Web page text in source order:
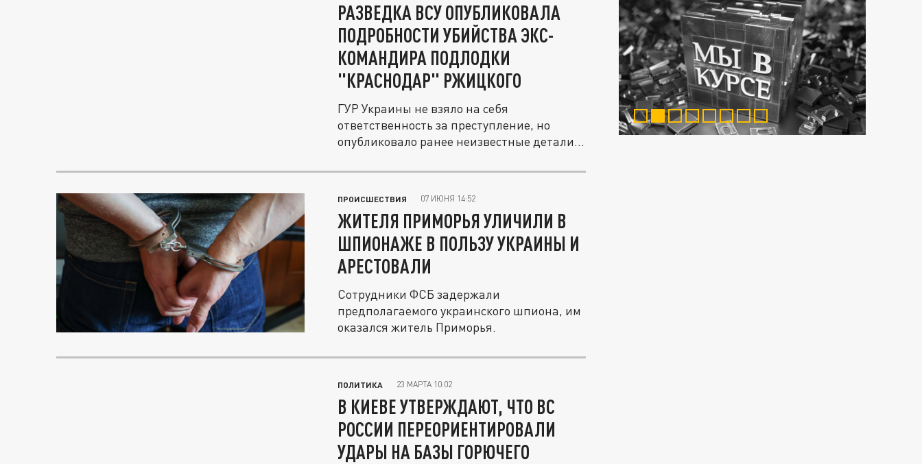
РАЗВЕДКА ВСУ ОПУБЛИКОВАЛА
ПОДРОБНОСТИ УБИЙСТВА ЭКС-
КОМАНДИРА ПОДЛОДКИ
"КРАСНОДАР" РЖИЦКОГО
ГУР Украины не взяло на себя
ответственность за преступление, но
опубликовало ранее неизвестные детали...
ПРОИСШЕСТВИЯ 07 ИЮНЯ 14:52
ЖИТЕЛЯ ПРИМОРЬЯ УЛИЧИЛИ В
ШПИОНАЖЕ В ПОЛЬЗУ УКРАИНЫ И
АРЕСТОВАЛИ
Сотрудники ФСБ задержали
предполагаемого украинского шпиона, им
оказался житель Приморья.
ПОЛИТИКА 23 МАРТА 10:02
В КИЕВЕ УТВЕРЖДАЮТ, ЧТО ВС
РОССИИ ПЕРЕОРИЕНТИРОВАЛИ
УДАРЫ НА БАЗЫ ГОРЮЧЕГО